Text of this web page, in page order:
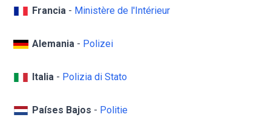
Francia - Ministère de l'Intérieur
Alemania - Polizei
Italia - Polizia di Stato
Países Bajos - Politie